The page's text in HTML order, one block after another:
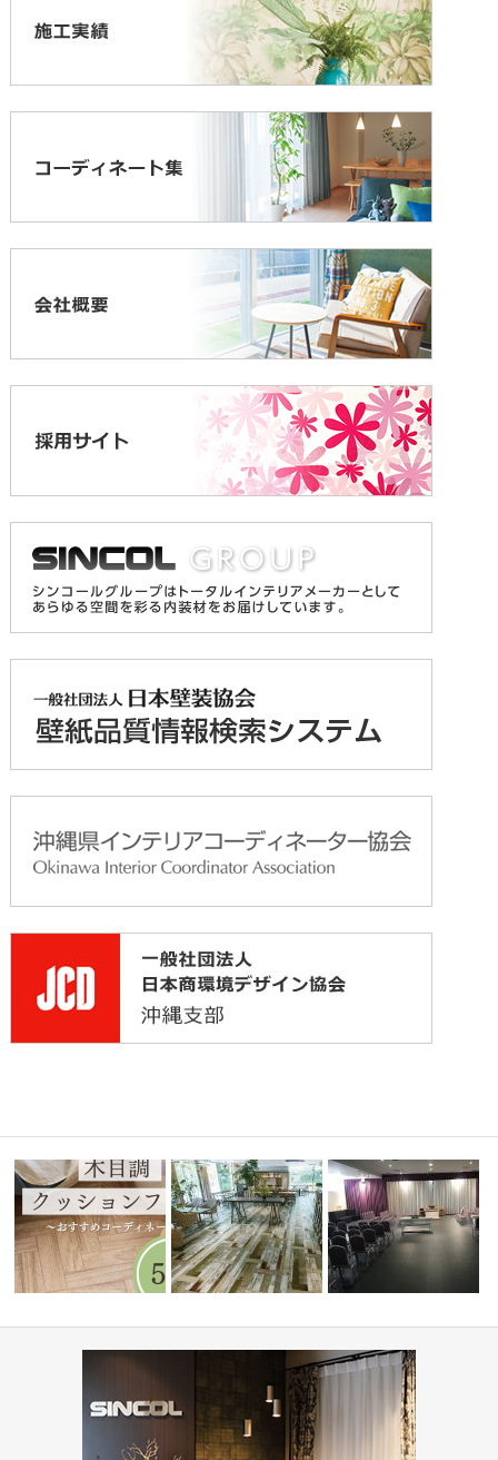
ョンフロア5…
ショップ・飲食店(コーディネ
葬祭ホール いなんせ会